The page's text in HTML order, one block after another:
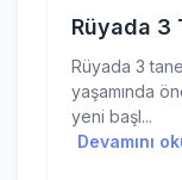
Rüyada 3
Rüyada 3
yaşamında
yeni başl...
Devamını